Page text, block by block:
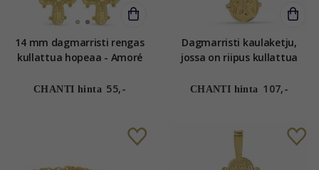
14 mm dagmarristi rengas
kullattua hopeaa - Amoré
CHANTI hinta 55,-
Dagmarristi kaulaketju,
jossa on riipus kullattua
CHANTI hinta 107,-